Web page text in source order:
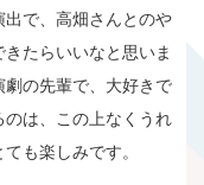
で、高畑さんとのや
たらいいなと思いま
の先輩で、大好きで
は、この上なくうれ
も楽しみです。